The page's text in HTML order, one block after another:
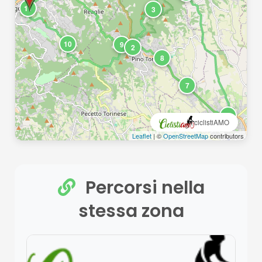
ciclistiAMO
2
3
6
7
8
9
10
11
Leaflet| ©OpenStreetMapcontributors
Percorsi nella
stessa zona